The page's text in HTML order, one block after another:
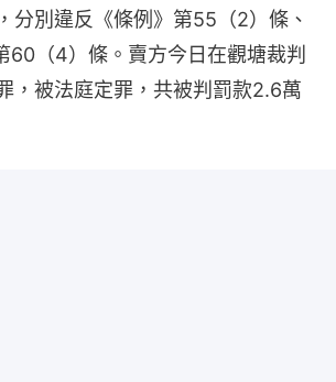
，分別違反《條例》第55（2）條、
60（4）條。賣方今日在觀塘裁判
，被法庭定罪，共被判罰款2.6萬